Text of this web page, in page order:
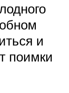
и
поимки